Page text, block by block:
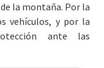
la montaña. Por la
vehículos, y por la
ante las